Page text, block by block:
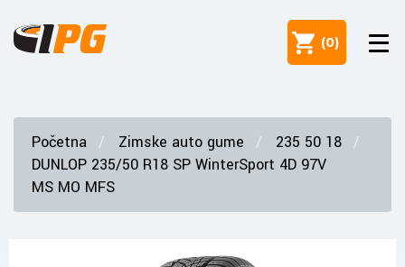
(0)
Početna Zimske auto gume
235 50 18
DUNLOP 235/50 R18 SP WinterSport 4D 97V
MS MO MFS